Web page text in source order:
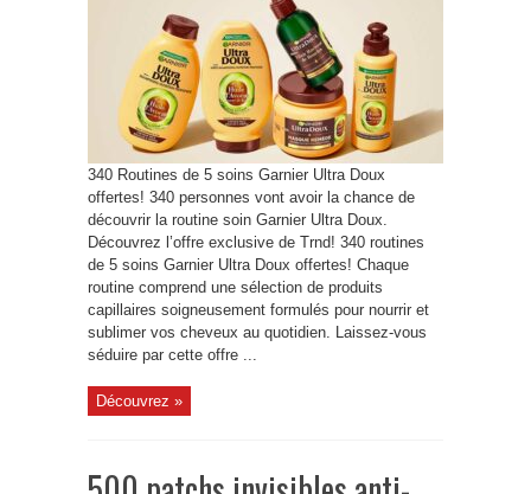
340 Routines de 5 soins Garnier Ultra Doux
offertes! 340 personnes vont avoir la chance de
découvrir la routine soin Garnier Ultra Doux.
Découvrez l’offre exclusive de Trnd! 340 routines
de 5 soins Garnier Ultra Doux offertes! Chaque
routine comprend une sélection de produits
capillaires soigneusement formulés pour nourrir et
sublimer vos cheveux au quotidien. Laissez-vous
séduire par cette offre ...
Découvrez »